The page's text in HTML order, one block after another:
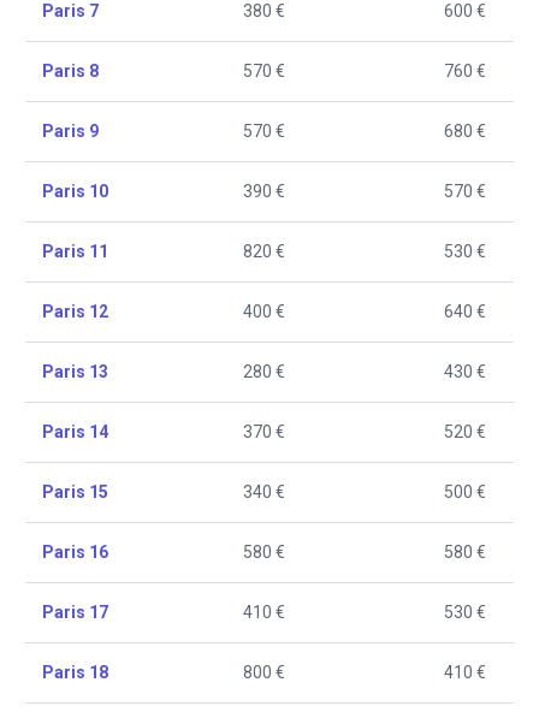
Paris 7 380 € 600 €
Paris 8 570 € 760 €
Paris 9 570 € 680 €
Paris 10 390 € 570 €
Paris 11 820 € 530 €
Paris 12 400 € 640 €
Paris 13 280 € 430 €
Paris 14 370 € 520 €
Paris 15 340 € 500 €
Paris 16 580 € 580 €
Paris 17 410 € 530 €
Paris 18 800 € 410 €